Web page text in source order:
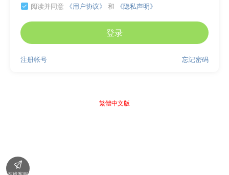
 阅读并同意 《用户协议》 和 《隐私声明》
登录
忘记密码
注册帐号
繁體中文版
